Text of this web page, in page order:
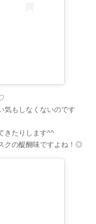
気もしなくないのです
きたりします^^
クの醍醐味ですよね！◎